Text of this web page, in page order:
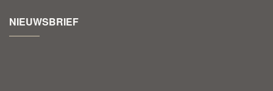
NIEUWSBRIEF